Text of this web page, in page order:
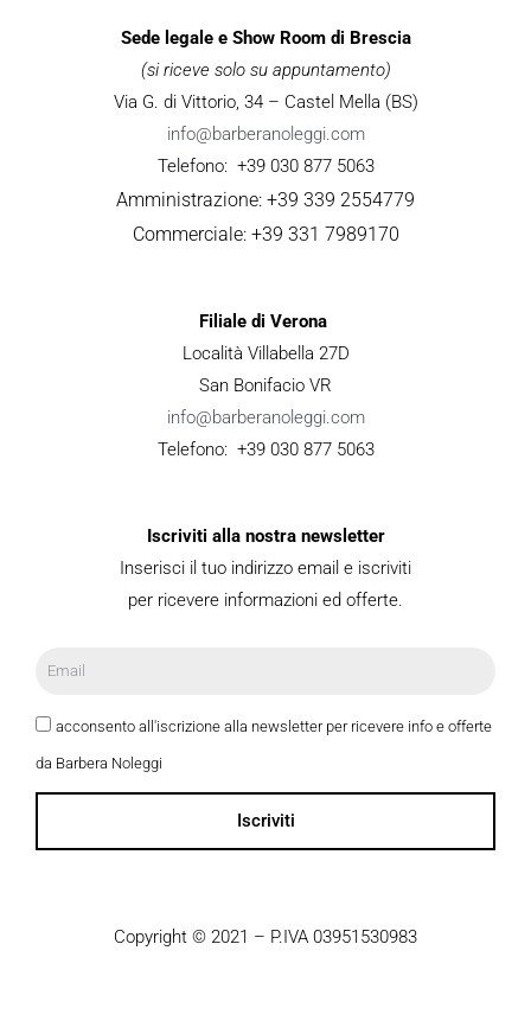
Sede legale e Show Room di Brescia
(si riceve solo su appuntamento)
Via G. di Vittorio, 34 – Castel Mella (BS)
info@barberanoleggi.com
Telefono: +39 030 877 5063
Amministrazione: +39 339 2554779
Commerciale: +39 331 7989170
Filiale di Verona
Località Villabella 27D
San Bonifacio VR
info@barberanoleggi.com
Telefono: +39 030 877 5063
Iscriviti alla nostra newsletter
Inserisci il tuo indirizzo email e iscriviti
per ricevere informazioni ed offerte.
acconsento all'iscrizione alla newsletter per ricevere info e offerte
da Barbera Noleggi
Iscriviti
Copyright © 2021 – P.IVA 03951530983